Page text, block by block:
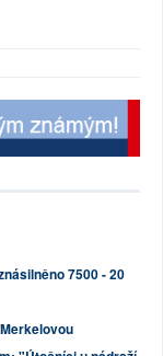
7500 - 20